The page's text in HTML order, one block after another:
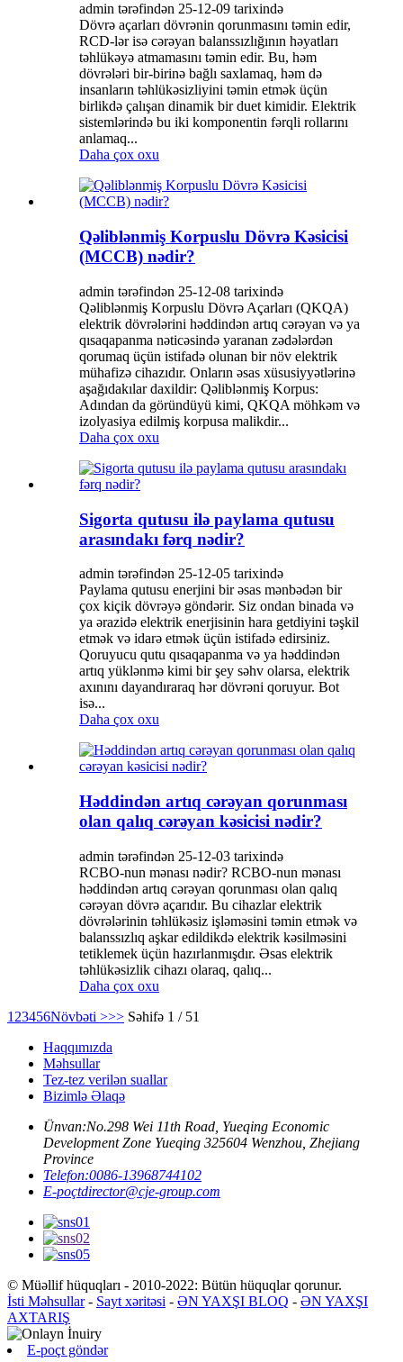
admin tərəfindən 25-12-09 tarixində
Dövrə açarları dövrənin qorunmasını təmin edir,
RCD-lər isə cərəyan balanssızlığının həyatları
təhlükəyə atmamasını təmin edir. Bu, həm
dövrələri bir-birinə bağlı saxlamaq, həm də
insanların təhlükəsizliyini təmin etmək üçün
birlikdə çalışan dinamik bir duet kimidir. Elektrik
sistemlərində bu iki komponentin fərqli rollarını
anlamaq...
Daha çox oxu
Qəliblənmiş Korpuslu Dövrə Kəsicisi
(MCCB) nədir?
admin tərəfindən 25-12-08 tarixində
Qəliblənmiş Korpuslu Dövrə Açarları (QKQA)
elektrik dövrələrini həddindən artıq cərəyan və ya
qısaqapanma nəticəsində yaranan zədələrdən
qorumaq üçün istifadə olunan bir növ elektrik
mühafizə cihazıdır. Onların əsas xüsusiyyətlərinə
aşağıdakılar daxildir: Qəliblənmiş Korpus:
Adından da göründüyü kimi, QKQA möhkəm və
izolyasiya edilmiş korpusa malikdir...
Daha çox oxu
Sigorta qutusu ilə paylama qutusu
arasındakı fərq nədir?
admin tərəfindən 25-12-05 tarixində
Paylama qutusu enerjini bir əsas mənbədən bir
çox kiçik dövrəyə göndərir. Siz ondan binada və
ya ərazidə elektrik enerjisinin hara getdiyini təşkil
etmək və idarə etmək üçün istifadə edirsiniz.
Qoruyucu qutu qısaqapanma və ya həddindən
artıq yüklənmə kimi bir şey səhv olarsa, elektrik
axınını dayandıraraq hər dövrəni qoruyur. Bot
isə...
Daha çox oxu
Həddindən artıq cərəyan qorunması
olan qalıq cərəyan kəsicisi nədir?
admin tərəfindən 25-12-03 tarixində
RCBO-nun mənası nədir? RCBO-nun mənası
həddindən artıq cərəyan qorunması olan qalıq
cərəyan dövrə açarıdır. Bu cihazlar elektrik
dövrələrinin təhlükəsiz işləməsini təmin etmək və
balanssızlıq aşkar edildikdə elektrik kəsilməsini
tetiklemek üçün hazırlanmışdır. Əsas elektrik
təhlükəsizlik cihazı olaraq, qalıq...
Daha çox oxu
1 23456Növbəti >>> Səhifə 1 / 51
Haqqımızda
Məhsullar
Tez-tez verilən suallar
Bizimlə Əlaqə
Ünvan:No.298 Wei 11th Road, Yueqing Economic
Development Zone Yueqing 325604 Wenzhou, Zhejiang
Province
Telefon:0086-13968744102
E-poçtdirector@cje-group.com
© Müəllif hüquqları - 2010-2022: Bütün hüquqlar qorunur.
İsti Məhsullar- Sayt xəritəsi - ƏN YAXŞI BLOQ - ƏN YAXŞI
AXTARIŞ
E-poçt göndər